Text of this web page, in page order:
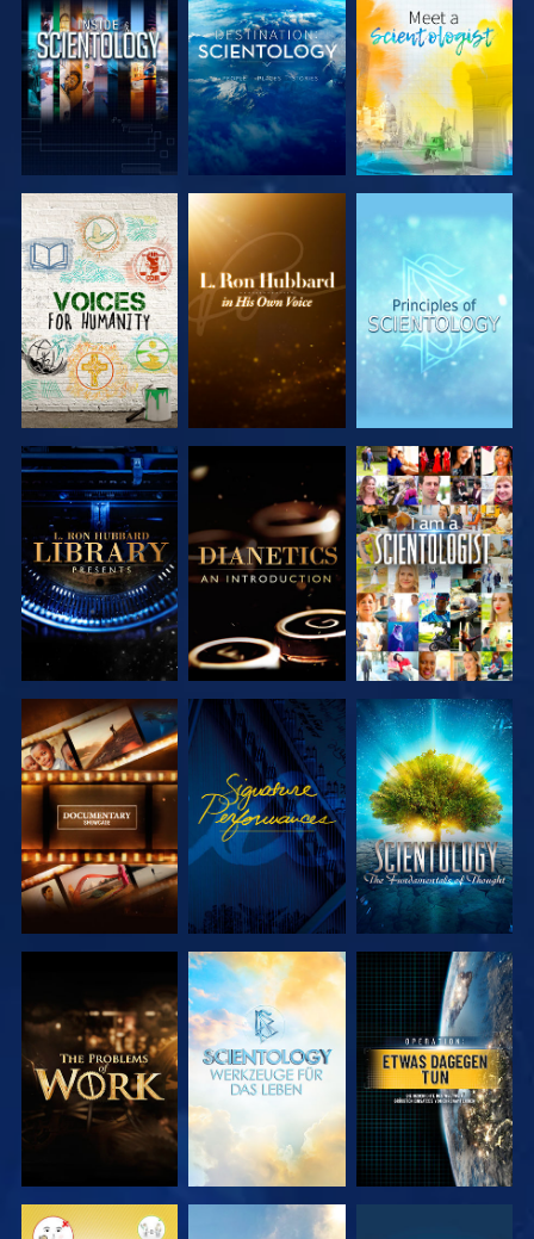
SERIE
ENTDECKEN
SERIE
ENTDECKEN
SERIE
ENTDECKEN
SERIE
ENTDECKEN
SERIE
ENTDECKEN
ANSEHEN
SERIE
ENTDECKEN
ANSEHEN
SERIE
ENTDECKEN
SERIE
ENTDECKEN
SERIE
ENTDECKEN
ANSEHEN